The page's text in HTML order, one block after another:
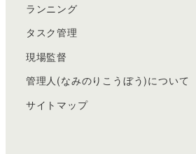
ランニング
タスク管理
現場監督
管理人(なみのりこうぼう)について
サイトマップ